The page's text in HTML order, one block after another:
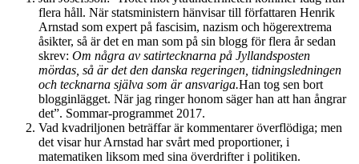
flera håll. När statsministern hänvisar till författaren Henrik
Arnstad som expert på fascisim, nazism och högerextrema
åsikter, så är det en man som på sin blogg för flera år sedan
skrev: Om några av satirtecknarna på Jyllandsposten
mördas, så är det den danska regeringen, tidningsledningen
och tecknarna själva som är ansvariga.Han tog sen bort
blogginlägget. När jag ringer honom säger han att han ångrar
det”. Sommar-programmet 2017.
Vad kvadriljonen beträffar är kommentarer överflödiga; men
det visar hur Arnstad har svårt med proportioner, i
matematiken liksom med sina överdrifter i politiken.